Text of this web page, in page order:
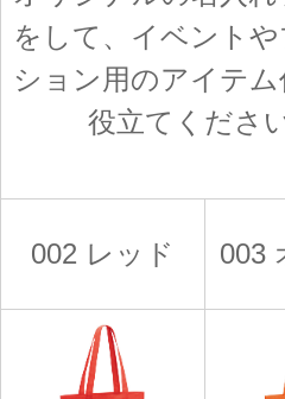
をして、イベント
ション用のアイテ
役立てください
002 レッド 003